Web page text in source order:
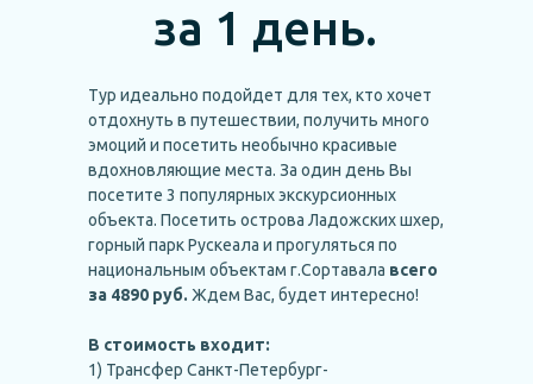
за 1 день.
Тур идеально подойдет для тех, кто хочет
отдохнуть в путешествии, получить много
эмоций и посетить необычно красивые
вдохновляющие места. За один день Вы
посетите 3 популярных экскурсионных
объекта. Посетить острова Ладожских шхер,
горный парк Рускеала и прогуляться по
национальным объектам г.Сортавала всего
за 4890 руб. Ждем Вас, будет интересно!
В стоимость входит:
1) Трансфер Санкт-Петербург-